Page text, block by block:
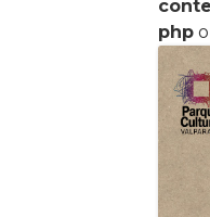
php